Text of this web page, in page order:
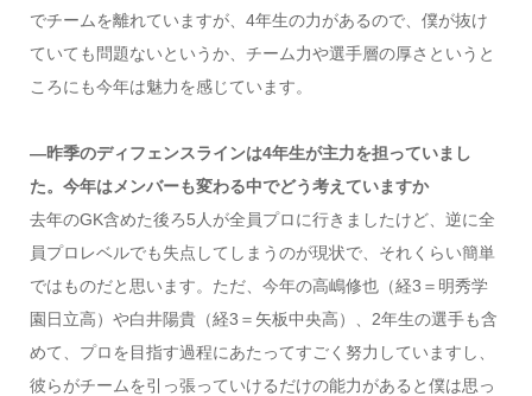
でチームを離れていますが、4年生の力があるので、僕が抜け
ていても問題ないというか、チーム力や選手層の厚さというと
ころにも今年は魅力を感じています。
―昨季のディフェンスラインは4年生が主力を担っていまし
た。今年はメンバーも変わる中でどう考えていますか
去年のGK含めた後ろ5人が全員プロに行きましたけど、逆に全
員プロレベルでも失点してしまうのが現状で、それくらい簡単
ではものだと思います。ただ、今年の高嶋修也（経3＝明秀学
園日立高）や白井陽貴（経3＝矢板中央高）、2年生の選手も含
めて、プロを目指す過程にあたってすごく努力していますし、
彼らがチームを引っ張っていけるだけの能力があると僕は思っ